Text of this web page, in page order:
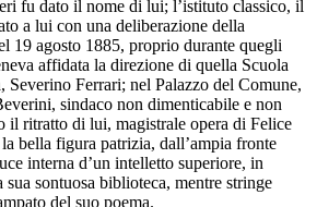
fu dato il nome di lui; l’istituto classico, il
a lui con una deliberazione della
19 agosto 1885, proprio durante quegli
affidata la direzione di quella Scuola
Severino Ferrari; nel Palazzo del Comune,
sindaco non dimenticabile e non
il ritratto di lui, magistrale opera di Felice
bella figura patrizia, dall’ampia fronte
interna d’un intelletto superiore, in
sontuosa biblioteca, mentre stringe
del suo poema.